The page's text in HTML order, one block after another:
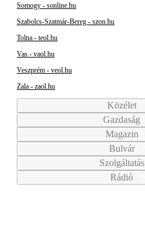
Somogy - sonline.hu
Szabolcs-Szatmár-Bereg - szon.hu
Tolna - teol.hu
Vas - vaol.hu
Veszprém - veol.hu
Zala - zaol.hu
Közélet
Gazdaság
Magazin
Bulvár
Szolgáltatás
Rádió